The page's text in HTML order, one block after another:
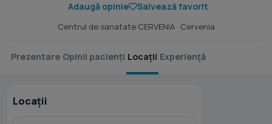
Adaugă opinie
Salvează favorit
Centrul de sanatate CERVENIA · Cervenia
Prezentare Opinii pacienți Locații Experiență
Locații